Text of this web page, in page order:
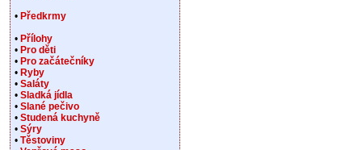
• Předkrmy
• Přílohy
• Pro děti
• Pro začátečníky
• Ryby
• Saláty
• Sladká jídla
• Slané pečivo
• Studená kuchyně
• Sýry
• Těstoviny